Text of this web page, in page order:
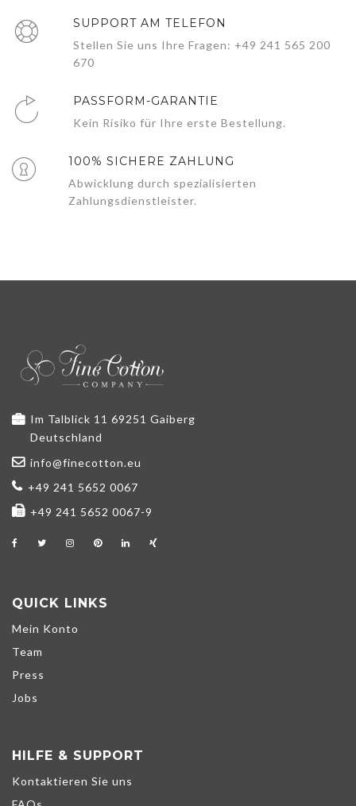
SUPPORT AM TELEFON
Stellen Sie uns Ihre Fragen: +49 241 565 200
670
PASSFORM-GARANTIE
Kein Risiko für Ihre erste Bestellung.
100% SICHERE ZAHLUNG
Abwicklung durch spezialisierten
Zahlungsdienstleister.
Im Talblick 11 69251 Gaiberg
Deutschland
info@finecotton.eu
+49 241 5652 0067
+49 241 5652 0067-9
QUICK LINKS
Mein Konto
Team
Press
Jobs
HILFE & SUPPORT
Kontaktieren Sie uns